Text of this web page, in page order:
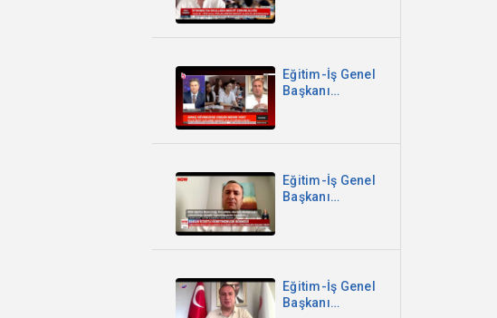
Zorunluluğu -
Sözcü TV
Eğitim-İş Genel
Başkanı
Eğitim-İş Genel
Başkanı
TV
Eğitim-İş Genel
Başkanı